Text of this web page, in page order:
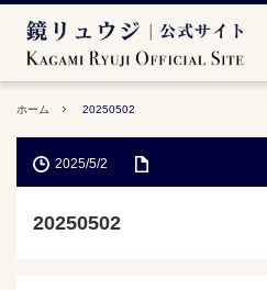
ホーム 20250502
2025/5/2
20250502